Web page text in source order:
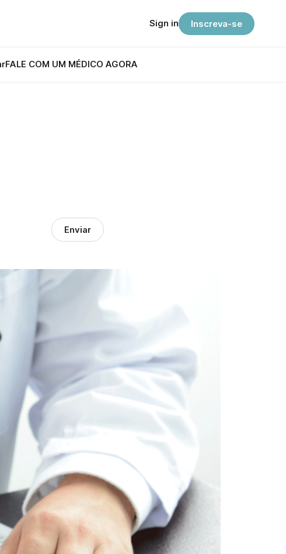
FALE COM UM MÉDICO AGORA
Sign in Inscreva-se
Enviar